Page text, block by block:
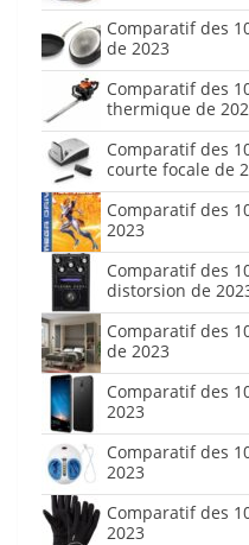
Comparatif des
de 2023
Comparatif des
thermique de
Comparatif des
courte focale de
Comparatif des
2023
Comparatif des
distorsion de
Comparatif des
de 2023
Comparatif des
2023
Comparatif des
2023
Comparatif des
2023